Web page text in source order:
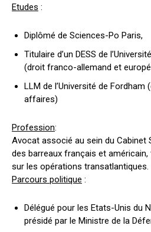
Etudes :
Diplômé de Sciences-Po Paris,
Titulaire d’un DESS de
(droit franco-allemand et
LLM de l’Université de Fordham
affaires)
Profession:
Avocat associé au sein du Cabinet
des barreaux français et
sur les opérations transatlantiques.
Parcours politique :
Délégué pour les Etats-Unis du
présidé par le Ministre de la